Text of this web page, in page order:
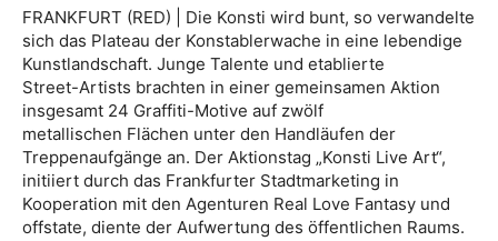
FRANKFURT (RED) | Die Konsti wird bunt, so verwandelte
sich das Plateau der Konstablerwache in eine lebendige
Kunstlandschaft. Junge Talente und etablierte
Street-Artists brachten in einer gemeinsamen Aktion
insgesamt 24 Graffiti-Motive auf zwölf
metallischen Flächen unter den Handläufen der
Treppenaufgänge an. Der Aktionstag „Konsti Live Art“,
initiiert durch das Frankfurter Stadtmarketing in
Kooperation mit den Agenturen Real Love Fantasy und
offstate, diente der Aufwertung des öffentlichen Raums.